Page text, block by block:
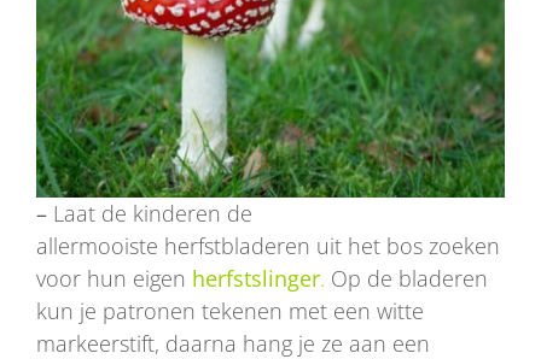
– Laat de kinderen de
allermooiste herfstbladeren uit het bos zoeken
voor hun eigen herfstslinger. Op de bladeren
kun je patronen tekenen met een witte
markeerstift, daarna hang je ze aan een